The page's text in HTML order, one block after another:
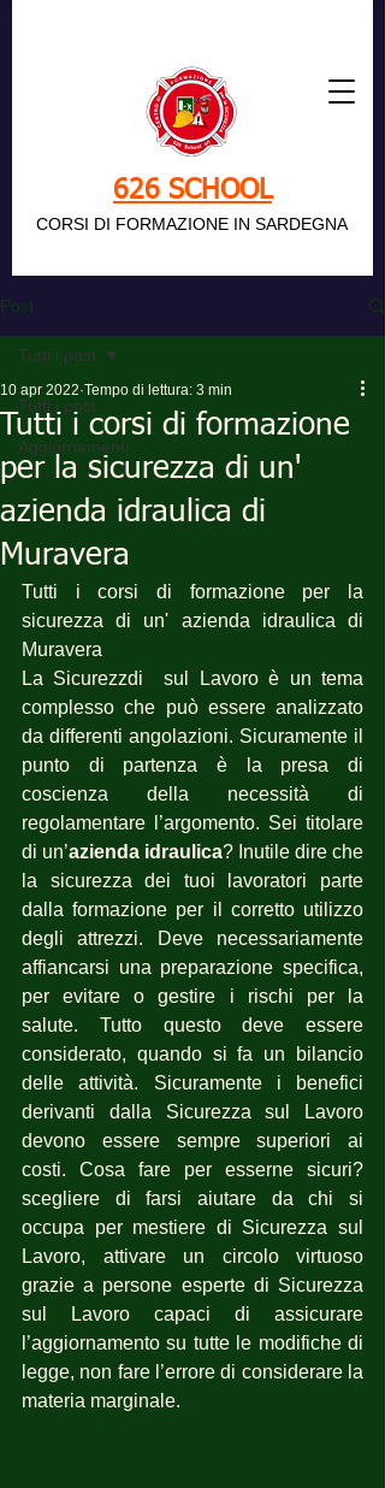
626 SCHOOL
CORSI DI FORMAZIONE IN SARDEGNA
Post
Tutti i post
Aggiornamenti
Tutti i post
Tutti i corsi di formazione
per la sicurezza di un'
azienda idraulica di
Muravera
10 apr 2022 Tempo di lettura: 3 min
Tutti i corsi di formazione per la
sicurezza di un' azienda idraulica di
Muravera
La Sicurezzdi  sul Lavoro è un tema
complesso che può essere analizzato
da differenti angolazioni. Sicuramente il
punto di partenza è la presa di
coscienza della necessità di
regolamentare l’argomento. Sei titolare
di un’azienda idraulica? Inutile dire che
la sicurezza dei tuoi lavoratori parte
dalla formazione per il corretto utilizzo
degli attrezzi. Deve necessariamente
affiancarsi una preparazione specifica,
per evitare o gestire i rischi per la
salute. Tutto questo deve essere
considerato, quando si fa un bilancio
delle attività. Sicuramente i benefici
derivanti dalla Sicurezza sul Lavoro
devono essere sempre superiori ai
costi. Cosa fare per esserne sicuri?
scegliere di farsi aiutare da chi si
occupa per mestiere di Sicurezza sul
Lavoro, attivare un circolo virtuoso
grazie a persone esperte di Sicurezza
sul Lavoro capaci di assicurare
l’aggiornamento su tutte le modifiche di
legge, non fare l’errore di considerare la
materia marginale.